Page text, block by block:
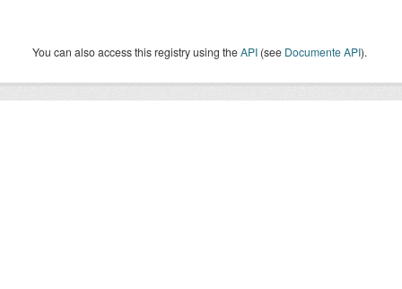
You can also access this registry using theAPI (see Documente API).